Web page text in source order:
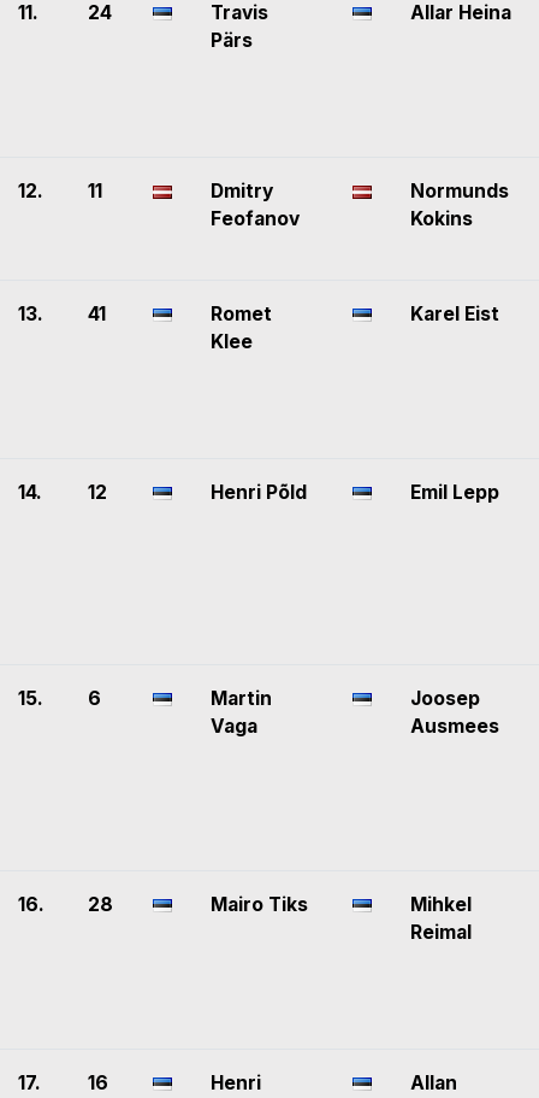
11. 24
Travis
Pärs
Allar Heina
12. 11
Dmitry
Feofanov
Normunds
Kokins
13. 41
Romet
Klee
Karel Eist
14. 12 Henri Põld Emil Lepp
15. 6
Martin
Vaga
Joosep
Ausmees
16. 28 Mairo Tiks
Mihkel
Reimal
17. 16
Henri
Allan